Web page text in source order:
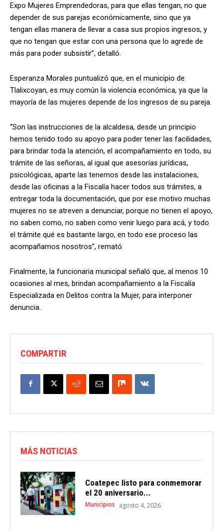
Expo Mujeres Emprendedoras, para que ellas tengan, no que
depender de sus parejas económicamente, sino que ya
tengan ellas manera de llevar a casa sus propios ingresos, y
que no tengan que estar con una persona que lo agrede de
más para poder subsistir”, detalló.
Esperanza Morales puntualizó que, en el municipio de
Tlalixcoyan, es muy común la violencia económica, ya que la
mayoría de las mujeres depende de los ingresos de su pareja.
“Son las instrucciones de la alcaldesa, desde un principio
hemos tenido todo su apoyo para poder tener las facilidades,
para brindar toda la atención, el acompañamiento en todo, su
trámite de las señoras, al igual que asesorías jurídicas,
psicológicas, aparte las tenemos desde las instalaciones,
desde las oficinas a la Fiscalía hacer todos sus trámites, a
entregar toda la documentación, que por ese motivo muchas
mujeres no se atreven a denunciar, porque no tienen el apoyo,
no saben como, no saben como venir luego para acá, y todo
el trámite qué es bastante largo, en todo ese proceso las
acompañamos nosotros”, remató.
Finalmente, la funcionaria municipal señaló que, al menos 10
ocasiones al mes, brindan acompañamiento a la Fiscalía
Especializada en Delitos contra la Mujer, para interponer
denuncia.
COMPARTIR
MÁS NOTICIAS
Coatepec listo para conmemorar
el 20 aniversario...
Municipios agosto 4, 2026